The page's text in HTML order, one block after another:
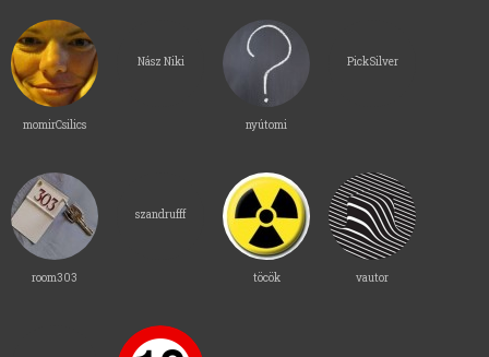
momirCsilics
Nász Niki
nyútomi
PickSilver
room303
szandrufff
töcök vautor